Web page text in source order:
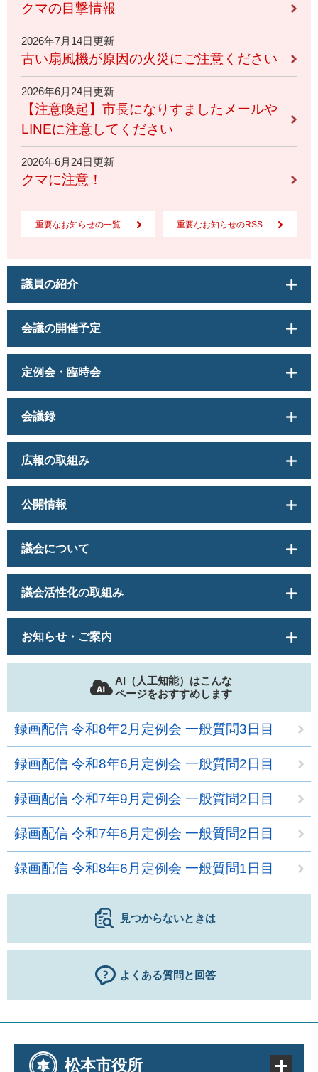
クマの目撃情報
2026年7月14日更新
古い扇風機が原因の火災にご注意ください
2026年6月24日更新
【注意喚起】市長になりすましたメールや
LINEに注意してください
2026年6月24日更新
クマに注意！
重要なお知らせの一覧 重要なお知らせのRSS
議員の紹介
会議の開催予定
定例会・臨時会
会議録
広報の取組み
公開情報
議会について
議会活性化の取組み
お知らせ・ご案内
AI（人工知能）はこんな
ページをおすすめします
録画配信 令和8年2月定例会 一般質問3日目
録画配信 令和8年6月定例会 一般質問2日目
録画配信 令和7年9月定例会 一般質問2日目
録画配信 令和7年6月定例会 一般質問2日目
録画配信 令和8年6月定例会 一般質問1日目
見つからないときは
よくある質問と回答
松本市役所